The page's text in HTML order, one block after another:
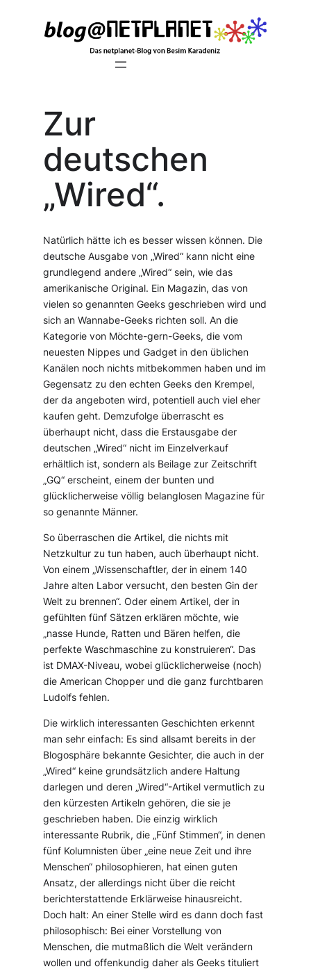
Zur
deutschen
„Wired“.
Natürlich hätte ich es besser wissen können. Die
deutsche Ausgabe von „Wired“ kann nicht eine
grundlegend andere „Wired“ sein, wie das
amerikanische Original. Ein Magazin, das von
vielen so genannten Geeks geschrieben wird und
sich an Wannabe-Geeks richten soll. An die
Kategorie von Möchte-gern-Geeks, die vom
neuesten Nippes und Gadget in den üblichen
Kanälen noch nichts mitbekommen haben und im
Gegensatz zu den echten Geeks den Krempel,
der da angeboten wird, potentiell auch viel eher
kaufen geht. Demzufolge überrascht es
überhaupt nicht, dass die Erstausgabe der
deutschen „Wired“ nicht im Einzelverkauf
erhältlich ist, sondern als Beilage zur Zeitschrift
„GQ“ erscheint, einem der bunten und
glücklicherweise völlig belanglosen Magazine für
so genannte Männer.
So überraschen die Artikel, die nichts mit
Netzkultur zu tun haben, auch überhaupt nicht.
Von einem „Wissenschaftler, der in einem 140
Jahre alten Labor versucht, den besten Gin der
Welt zu brennen“. Oder einem Artikel, der in
gefühlten fünf Sätzen erklären möchte, wie
„nasse Hunde, Ratten und Bären helfen, die
perfekte Waschmaschine zu konstruieren“. Das
ist DMAX-Niveau, wobei glücklicherweise (noch)
die American Chopper und die ganz furchtbaren
Ludolfs fehlen.
Die wirklich interessanten Geschichten erkennt
man sehr einfach: Es sind allsamt bereits in der
Blogosphäre bekannte Gesichter, die auch in der
„Wired“ keine grundsätzlich andere Haltung
darlegen und deren „Wired“-Artikel vermutlich zu
den kürzesten Artikeln gehören, die sie je
geschrieben haben. Die einzig wirklich
interessante Rubrik, die „Fünf Stimmen“, in denen
fünf Kolumnisten über „eine neue Zeit und ihre
Menschen“ philosophieren, hat einen guten
Ansatz, der allerdings nicht über die reicht
berichterstattende Erklärweise hinausreicht.
Doch halt: An einer Stelle wird es dann doch fast
philosophisch: Bei einer Vorstellung von
Menschen, die mutmaßlich die Welt verändern
wollen und offenkundig daher als Geeks tituliert